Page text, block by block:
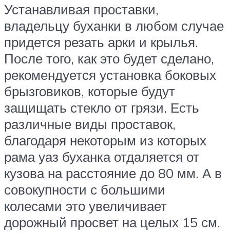
Устанавливая проставки,
владельцу буханки в любом случае
придется резать арки и крылья.
После того, как это будет сделано,
рекомендуется установка боковых
брызговиков, которые будут
защищать стекло от грязи. Есть
различные виды проставок,
благодаря некоторым из которых
рама уаз буханка отдаляется от
кузова на расстояние до 80 мм. А в
совокупности с большими
колесами это увеличивает
дорожный просвет на целых 15 см.